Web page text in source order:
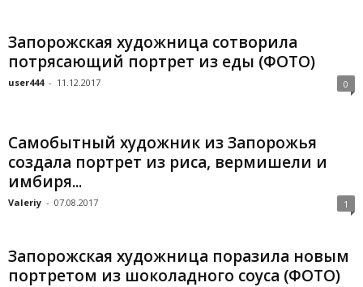
Запорожская художница сотворила
потрясающий портрет из еды (ФОТО)
user444 - 11.12.2017 0
Самобытный художник из Запорожья
создала портрет из риса, вермишели и
имбиря...
Valeriy - 07.08.2017 1
Запорожская художница поразила новым
портретом из шоколадного соуса (ФОТО)